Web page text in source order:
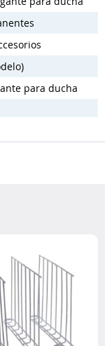
para ducha